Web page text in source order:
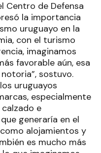
Centro de Defensa
la importancia
uruguayo en la
con el turismo
imaginamos
favorable aún, esa
sostuvo.
uruguayos
especialmente
e
generaría en el
alojamientos y
es mucho más